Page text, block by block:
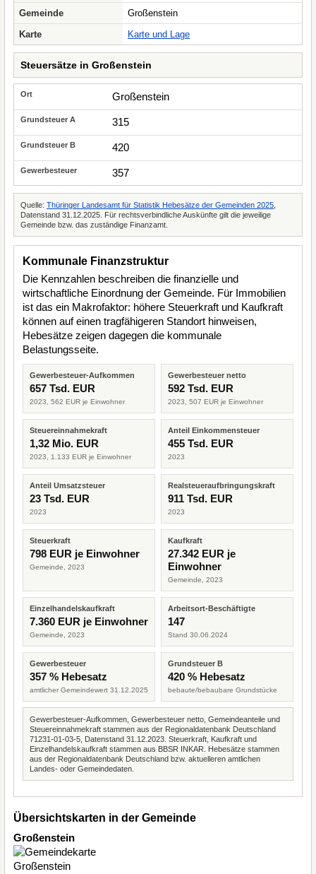
Gemeinde
Großenstein
Karte
Karte und Lage
Steuersätze in Großenstein
Großenstein
315
420
357
Quelle: Thüringer Landesamt für Statistik Hebesätze der Gemeinden 2025
Datenstand 31.12.2025. Für rechtsverbindliche Auskünfte gilt die jeweilige
Gemeinde bzw. das zuständige Finanzamt.
Kommunale Finanzstruktur
Die Kennzahlen beschreiben die finanzielle und
wirtschaftliche Einordnung der Gemeinde. Für Immobilien
ist das ein Makrofaktor: höhere Steuerkraft und Kaufkraft
können auf einen tragfähigeren Standort hinweisen,
Hebesätze zeigen dagegen die kommunale
Belastungsseite.
Gewerbesteuer-Aufkommen
657 Tsd. EUR
2023, 562 EUR je Einwohner
Gewerbesteuer netto
592 Tsd. EUR
2023, 507 EUR je Einwohner
Steuereinnahmekraft
1,32 Mio. EUR
2023, 1.133 EUR je Einwohner
Anteil Einkommensteuer
455 Tsd. EUR
2023
Anteil Umsatzsteuer
23 Tsd. EUR
2023
Realsteueraufbringungskraft
911 Tsd. EUR
2023
Steuerkraft
798 EUR je Einwohner
Gemeinde, 2023
Kaufkraft
27.342 EUR je
Einwohner
Gemeinde, 2023
Einzelhandelskaufkraft
7.360 EUR je Einwohner
Gemeinde, 2023
Arbeitsort-Beschäftigte
147
Stand 30.06.2024
Gewerbesteuer
357 % Hebesatz
amtlicher Gemeindewert 31.12.2025
Grundsteuer B
420 % Hebesatz
bebaute/bebaubare Grundstücke
Gewerbesteuer-Aufkommen, Gewerbesteuer netto, Gemeindeanteile und
Steuereinnahmekraft stammen aus der Regionaldatenbank Deutschland
71231-01-03-5, Datenstand 31.12.2023. Steuerkraft, Kaufkraft und
Einzelhandelskaufkraft stammen aus BBSR INKAR. Hebesätze stammen
aus der Regionaldatenbank Deutschland bzw. aktuelleren amtlichen
Landes- oder Gemeindedaten.
Übersichtskarten in der Gemeinde
Großenstein